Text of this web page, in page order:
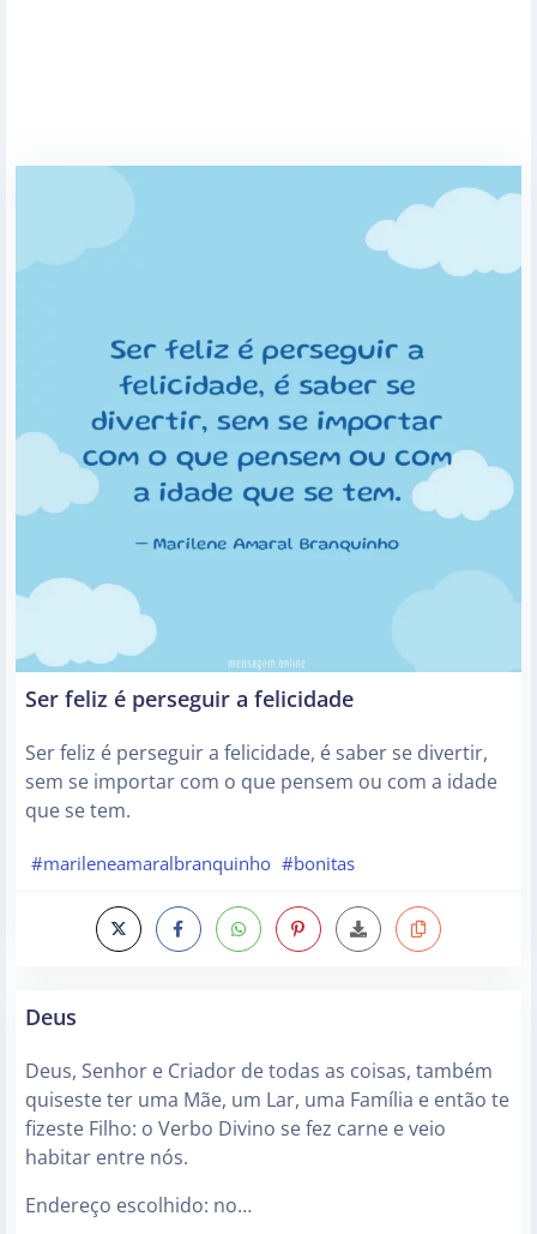
Ser feliz é perseguir a felicidade
Ser feliz é perseguir a felicidade, é saber se divertir,
sem se importar com o que pensem ou com a idade
que se tem.
#marileneamaralbranquinho #bonitas
Deus
Deus, Senhor e Criador de todas as coisas, também
quiseste ter uma Mãe, um Lar, uma Família e então te
fizeste Filho: o Verbo Divino se fez carne e veio
habitar entre nós.
Endereço escolhido: no…